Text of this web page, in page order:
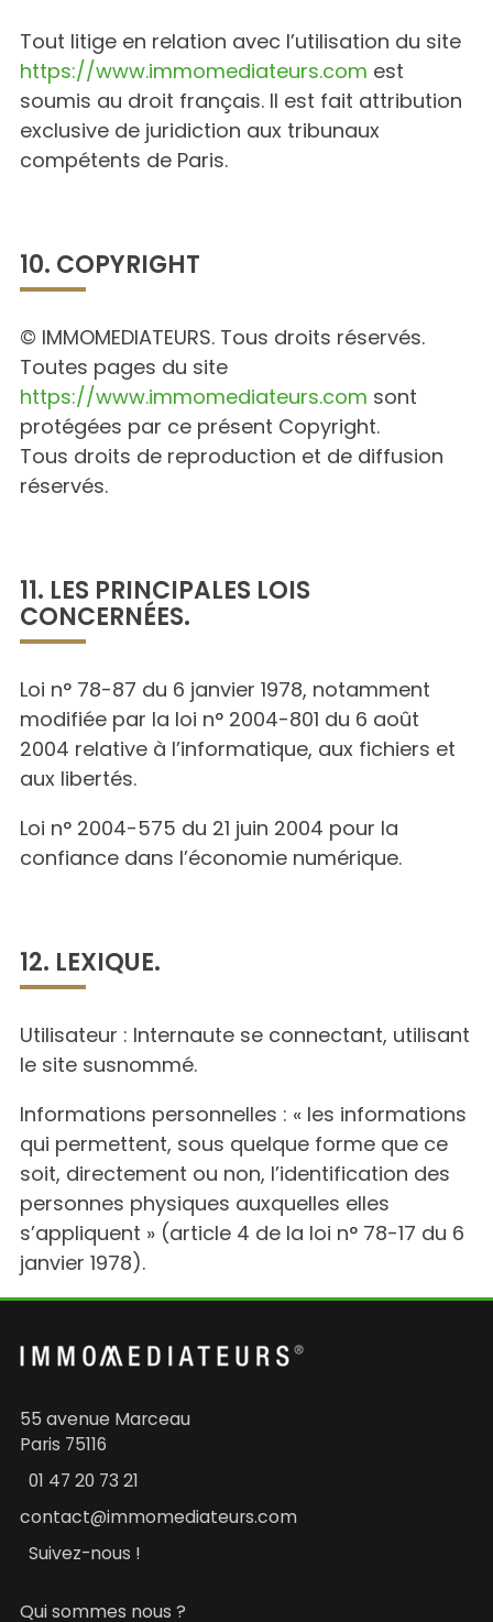
Tout litige en relation avec l’utilisation du site
https://www.immomediateurs.com est
soumis au droit français. Il est fait attribution
exclusive de juridiction aux tribunaux
compétents de Paris.
10. COPYRIGHT
© IMMOMEDIATEURS. Tous droits réservés.
Toutes pages du site
https://www.immomediateurs.com sont
protégées par ce présent Copyright.
Tous droits de reproduction et de diffusion
réservés.
11. LES PRINCIPALES LOIS
CONCERNÉES.
Loi n° 78-87 du 6 janvier 1978, notamment
modifiée par la loi n° 2004-801 du 6 août
2004 relative à l’informatique, aux fichiers et
aux libertés.
Loi n° 2004-575 du 21 juin 2004 pour la
confiance dans l’économie numérique.
12. LEXIQUE.
Utilisateur : Internaute se connectant, utilisant
le site susnommé.
Informations personnelles : « les informations
qui permettent, sous quelque forme que ce
soit, directement ou non, l’identification des
personnes physiques auxquelles elles
s’appliquent » (article 4 de la loi n° 78-17 du 6
janvier 1978).
55 avenue Marceau
Paris 75116
01 47 20 73 21
contact@immomediateurs.com
Suivez-nous !
Qui sommes nous ?